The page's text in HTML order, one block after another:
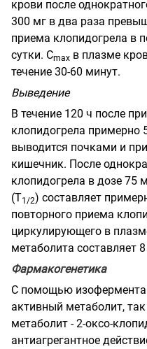
крови после
300 мг в два раза
приема клопидогрела в
сутки. Сmax в плазме
течение 30-60 минут.
Выведение
В течение 120 ч после
клопидогрела примерно
выводится почками и
кишечник. После
клопидогрела в дозе 75
(Т1/2) составляет
повторного приема
циркулирующего в
метаболита составляет 8
Фармакогенетика
С помощью изофермента
активный метаболит,
метаболит - 2-оксо-
антиагрегантное